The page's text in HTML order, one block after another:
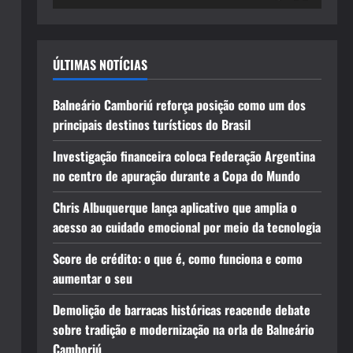
ÚLTIMAS NOTÍCIAS
Balneário Camboriú reforça posição como um dos
principais destinos turísticos do Brasil
Investigação financeira coloca Federação Argentina
no centro de apuração durante a Copa do Mundo
Chris Albuquerque lança aplicativo que amplia o
acesso ao cuidado emocional por meio da tecnologia
Score de crédito: o que é, como funciona e como
aumentar o seu
Demolição de barracas históricas reacende debate
sobre tradição e modernização na orla de Balneário
Camboriú